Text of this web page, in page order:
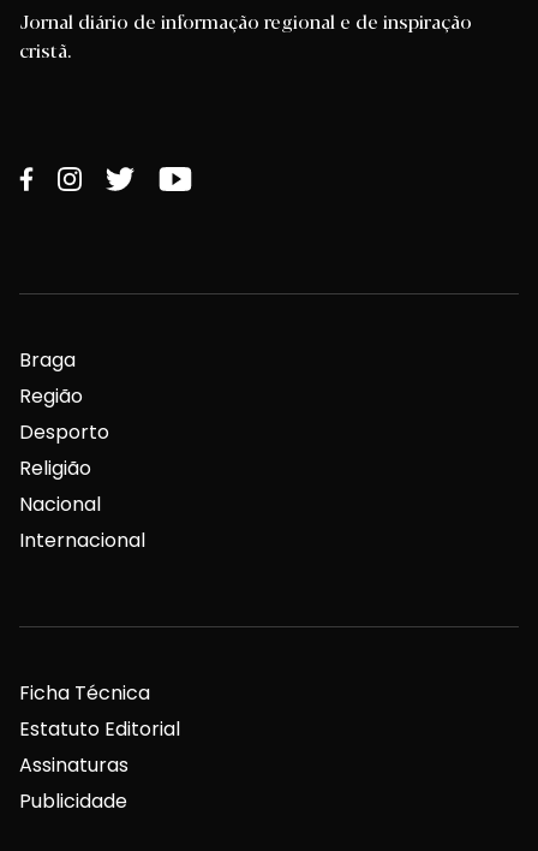
Jornal diário de informação regional e de inspiração
cristã.
Braga
Região
Desporto
Religião
Nacional
Internacional
Ficha Técnica
Estatuto Editorial
Assinaturas
Publicidade